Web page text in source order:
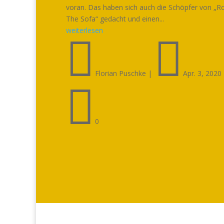
voran. Das haben sich auch die Schöpfer von
The Sofa“ gedacht und einen...
weiterlesen
 Florian Puschke |  Apr. 3, 2020
 0